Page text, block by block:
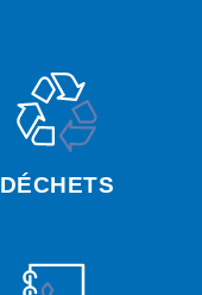
DÉCHETS